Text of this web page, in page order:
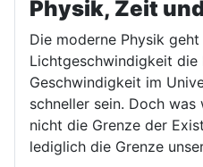
Physik, Zeit
Die moderne Physik
Lichtgeschwindigkeit die
Geschwindigkeit im
schneller sein. Doch was
nicht die Grenze der
lediglich die Grenze